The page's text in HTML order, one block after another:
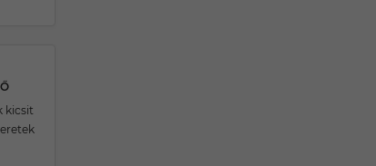
kicsit